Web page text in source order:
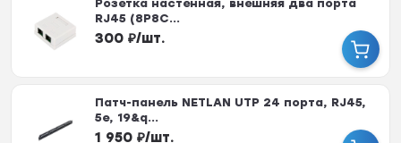
Розетка настенная, внешняя два порта
RJ45 (8P8C...
300 ₽/шт.
Патч-панель NETLAN UTP 24 порта, RJ45,
5e, 19&q...
1 950 ₽/шт.